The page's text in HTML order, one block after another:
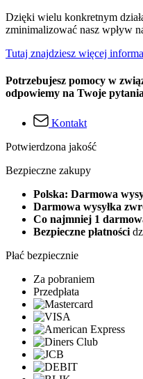
Dzięki wielu konkretnym
zminimalizować nasz wpływ
Tutaj znajdziesz więcej
Potrzebujesz pomocy w
odpowiemy na Twoje
Kontakt
Potwierdzona jakość
Bezpieczne zakupy
Polska: Darmowa
Darmowa wysyłka
Co najmniej 1
Bezpieczne płatności
Płać bezpiecznie
Za pobraniem
Przedpłata